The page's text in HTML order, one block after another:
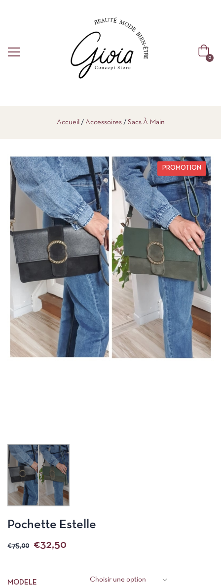
0
Accueil Accessoires Sacs À Main
PROMOTION
Pochette Estelle
€75,00 €32,50
MODELE